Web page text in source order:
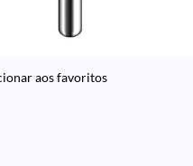
aos favoritos